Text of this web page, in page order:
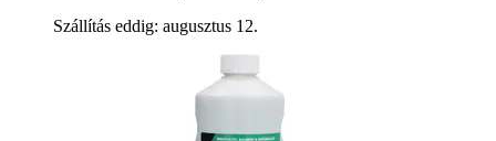
Szállítás eddig: augusztus 12.